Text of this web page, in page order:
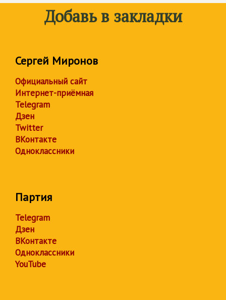
Добавь в закладки
Сергей Миронов
Официальный сайт
Интернет-приёмная
Telegram
Дзен
Twitter
ВКонтакте
Одноклассники
Партия
Telegram
Дзен
ВКонтакте
Одноклассники
YouTube